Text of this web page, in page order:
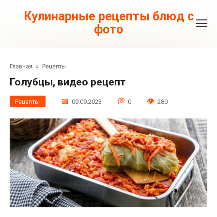
контентуКулинарные рецепты блюд с
фото
Главная » Рецепты
Голубцы, видео рецепт
Рецепты 09.09.2023 0 280